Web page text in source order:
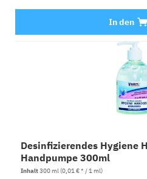
In den
Desinfizierendes Hygiene
Handpumpe 300ml
Inhalt300 ml(0,01 € * / 1 ml)